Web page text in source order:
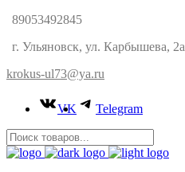
89053492845
г. Ульяновск, ул. Карбышева, 2а
krokus-ul73@ya.ru
VK Telegram